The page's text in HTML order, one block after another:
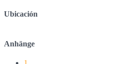
Ubicación
Anhänge